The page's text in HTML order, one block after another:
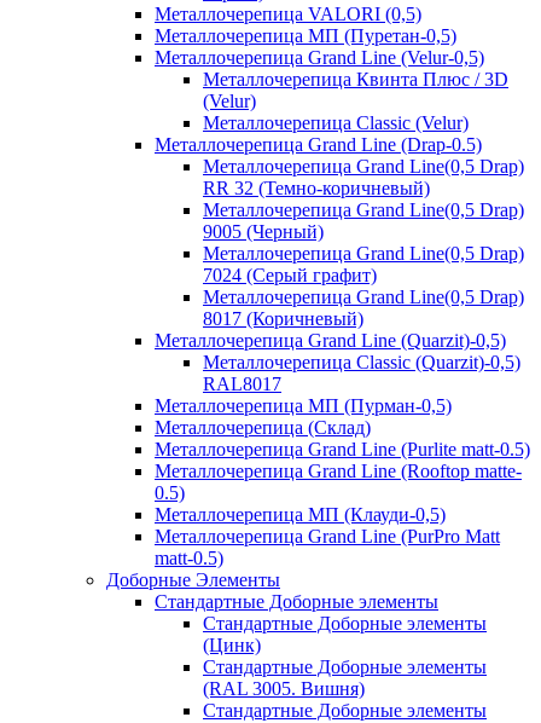
Металлочерепица VALORI (0,5)
Металлочерепица МП (Пуретан-0,5)
Металлочерепица Grand Line (Velur-0,5)
Металлочерепица Квинта Плюс / 3D
(Velur)
Металлочерепица Classic (Velur)
Металлочерепица Grand Line (Drap-0.5)
Металлочерепица Grand Line(0,5 Drap)
RR 32 (Темно-коричневый)
Металлочерепица Grand Line(0,5 Drap)
9005 (Черный)
Металлочерепица Grand Line(0,5 Drap)
7024 (Серый графит)
Металлочерепица Grand Line(0,5 Drap)
8017 (Коричневый)
Металлочерепица Grand Line (Quarzit)-0,5)
Металлочерепица Classic (Quarzit)-0,5)
RAL8017
Металлочерепица МП (Пурман-0,5)
Металлочерепица (Склад)
Металлочерепица Grand Line (Purlite matt-0.5)
Металлочерепица Grand Line (Rooftop matte-
0.5)
Металлочерепица МП (Клауди-0,5)
Металлочерепица Grand Line (PurPro Matt
matt-0.5)
Доборные Элементы
Стандартные Доборные элементы
Стандартные Доборные элементы
(Цинк)
Стандартные Доборные элементы
(RAL 3005. Вишня)
Стандартные Доборные элементы